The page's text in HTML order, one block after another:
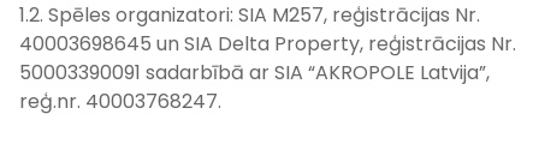
1.2. Spēles organizatori: SIA M257, reģistrācijas Nr.
40003698645 un SIA Delta Property, reģistrācijas Nr.
50003390091 sadarbībā ar SIA “AKROPOLE Latvija”,
reģ.nr. 40003768247.